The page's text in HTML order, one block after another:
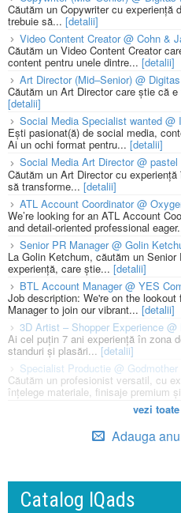
Căutăm un Copywriter cu experiență
trebuie să... [detalii]
Video Content Creator @ Cohn &
Căutăm un Video Content Creator
content pentru unele dintre... [detalii]
Art Director (Mid–Senior) @
Căutăm un Art Director care știe că
[detalii]
Social Media Specialist wanted @
Ești pasionat(ă) de social media,
Ai un ochi format pentru... [detalii]
Social Media Art Director @ pastel
Căutăm un Art Director cu
să transforme... [detalii]
ATL Account Coordinator @
We’re looking for an ATL Account
and detail-oriented professional
Senior PR Manager @ Golin
La Golin Ketchum, căutăm un
experiență, care știe... [detalii]
BTL Account Manager @ YES
Job description: We're on the
Manager to join our vibrant... [detalii]
3D Artist – Shopper Experience @
Ai cel puțin 7 ani experiență în zona
standuri și plasări...[detalii]
Specialist Productie @ Godmother
Căutăm un profesionist versatil, cu
înțelege materiale, finisaje premium
vezi
Adauga
Catalog IQads